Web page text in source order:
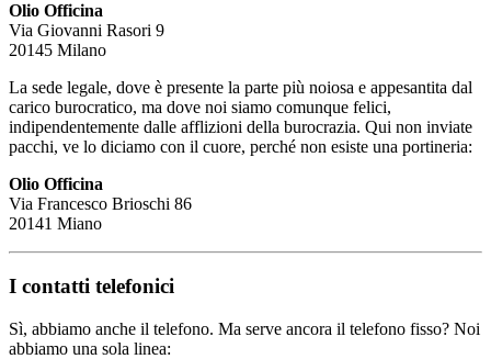
Olio Officina
Via Giovanni Rasori 9
20145 Milano
La sede legale, dove è presente la parte più noiosa e appesantita dal
carico burocratico, ma dove noi siamo comunque felici,
indipendentemente dalle afflizioni della burocrazia. Qui non inviate
pacchi, ve lo diciamo con il cuore, perché non esiste una portineria:
Olio Officina
Via Francesco Brioschi 86
20141 Miano
I contatti telefonici
Sì, abbiamo anche il telefono. Ma serve ancora il telefono fisso? Noi
abbiamo una sola linea: